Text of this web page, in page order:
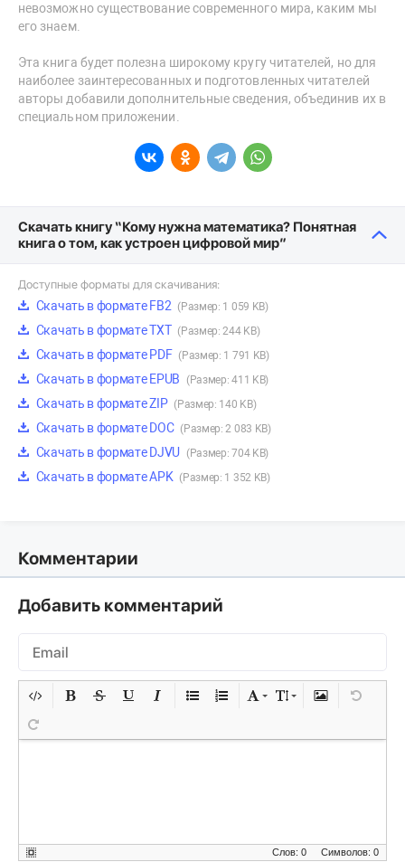
невозможно существование современного мира, каким мы
его знаем.
Эта книга будет полезна широкому кругу читателей, но для
наиболее заинтересованных и подготовленных читателей
авторы добавили дополнительные сведения, объединив их в
специальном приложении.
Скачать книгу “Кому нужна математика? Понятная
книга о том, как устроен цифровой мир”
Доступные форматы для скачивания:
Скачать в формате FB2 (Размер: 1 059 KB)
Скачать в формате TXT (Размер: 244 KB)
Скачать в формате PDF (Размер: 1 791 KB)
Скачать в формате EPUB (Размер: 411 KB)
Скачать в формате ZIP (Размер: 140 KB)
Скачать в формате DOC (Размер: 2 083 KB)
Скачать в формате DJVU (Размер: 704 KB)
Скачать в формате APK (Размер: 1 352 KB)
Комментарии
Добавить комментарий
Символов: 0
Слов: 0